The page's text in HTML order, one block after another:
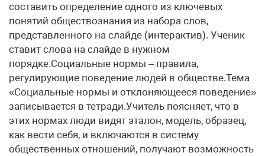
составить определение одного из ключевых
понятий обществознания из набора слов,
представленного на слайде (интерактив). Ученик
ставит слова на слайде в нужном
порядке.Социальные нормы – правила,
регулирующие поведение людей в обществе.Тема
«Социальные нормы и отклоняющееся поведение»
записывается в тетради.Учитель поясняет, что в
этих нормах люди видят эталон, модель, образец,
как вести себя, и включаются в систему
общественных отношений, получают возможность